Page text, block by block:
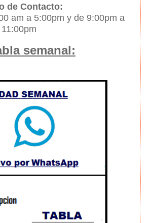
de Contacto:
am a 5:00pm y de 9:00pm a
11:00pm
semanal: